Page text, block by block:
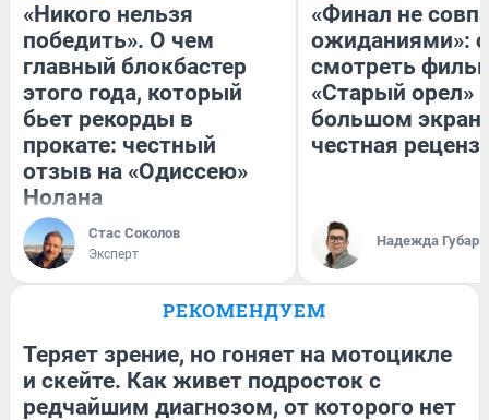
«Никого нельзя
победить». О чем
главный блокбастер
этого года, который
бьет рекорды в
прокате: честный
отзыв на «Одиссею»
Нолана
Стас Соколов
Эксперт
«Финал не
ожиданиями»:
смотреть
«Старый орел»
большом
честная
Надежда Губарь
РЕКОМЕНДУЕМ
Теряет зрение, но гоняет на мотоцикле
и скейте. Как живет подросток с
редчайшим диагнозом, от которого нет